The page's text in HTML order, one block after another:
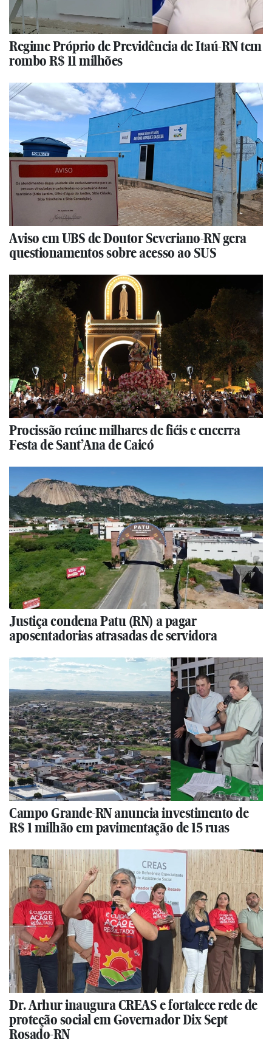
Regime Próprio de Previdência de Itaú-RN tem
rombo R$ 11 milhões
Aviso em UBS de Doutor Severiano-RN gera
questionamentos sobre acesso ao SUS
Procissão reúne milhares de fiéis e encerra
Festa de Sant’Ana de Caicó
Justiça condena Patu (RN) a pagar
aposentadorias atrasadas de servidora
Campo Grande-RN anuncia investimento de
R$ 1 milhão em pavimentação de 15 ruas
Dr. Arhur inaugura CREAS e fortalece rede de
proteção social em Governador Dix Sept
Rosado-RN